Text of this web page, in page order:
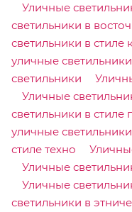
Уличные
светильники в
светильники в стиле
уличные светильники
светильники
Уличные
светильники в стиле
уличные светильники
стиле техно
Уличные
Уличные
светильники в